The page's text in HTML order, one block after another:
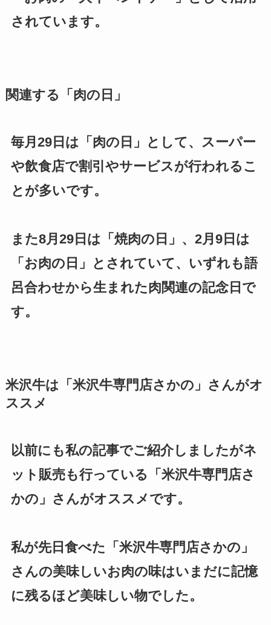
されています。
関連する「肉の日」
毎月29日は「肉の日」として、スーパー
や飲食店で割引やサービスが行われるこ
とが多いです。
また8月29日は「焼肉の日」、2月9日は
「お肉の日」とされていて、いずれも語
呂合わせから生まれた肉関連の記念日で
す。
米沢牛は「米沢牛専門店さかの」さんがオ
ススメ
以前にも私の記事でご紹介しましたがネ
ット販売も行っている「米沢牛専門店さ
かの」さんがオススメです。
私が先日食べた「米沢牛専門店さかの」
さんの美味しいお肉の味はいまだに記憶
に残るほど美味しい物でした。